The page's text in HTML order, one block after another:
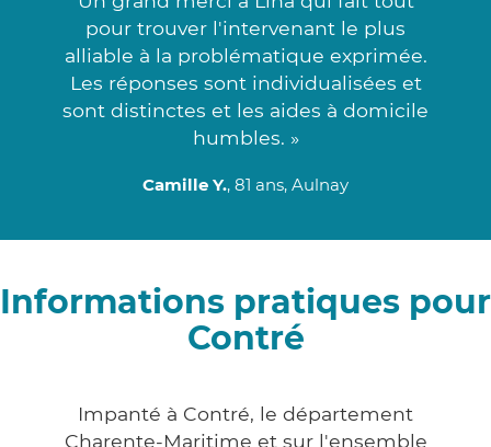
pour trouver l'intervenant le plus
alliable à la problématique exprimée.
Les réponses sont individualisées et
sont distinctes et les aides à domicile
humbles. »
Camille Y., 81 ans, Aulnay
Informations pratiques pour
Contré
Impanté à Contré, le département
Charente-Maritime et sur l'ensemble